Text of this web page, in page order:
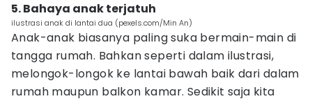
5. Bahaya anak terjatuh
ilustrasi anak di lantai dua (pexels.com/Min An)
Anak-anak biasanya paling suka bermain-main di
tangga rumah. Bahkan seperti dalam ilustrasi,
melongok-longok ke lantai bawah baik dari dalam
rumah maupun balkon kamar. Sedikit saja kita